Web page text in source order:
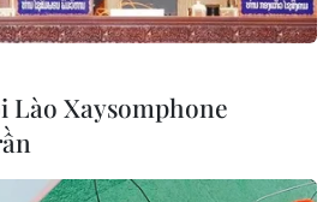
Lào Xaysomphone